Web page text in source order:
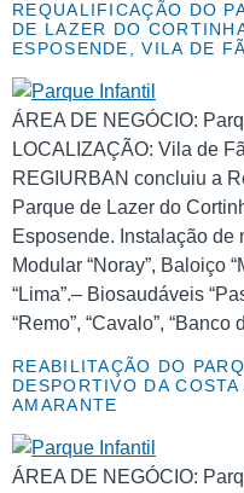
REQUALIFICAÇÃO DO
DE LAZER DO
ESPOSENDE, VILA DE
ÁREA DE NEGÓCIO:
LOCALIZAÇÃO: Vila de
REGIURBAN concluiu a
Parque de Lazer do
Esposende. Instalação
Modular “Noray”, Baloiço
“Lima”.– Biosaudáveis
“Remo”, “Cavalo”, “Banco
REABILITAÇÃO DO
DESPORTIVO DA
AMARANTE
ÁREA DE NEGÓCIO: